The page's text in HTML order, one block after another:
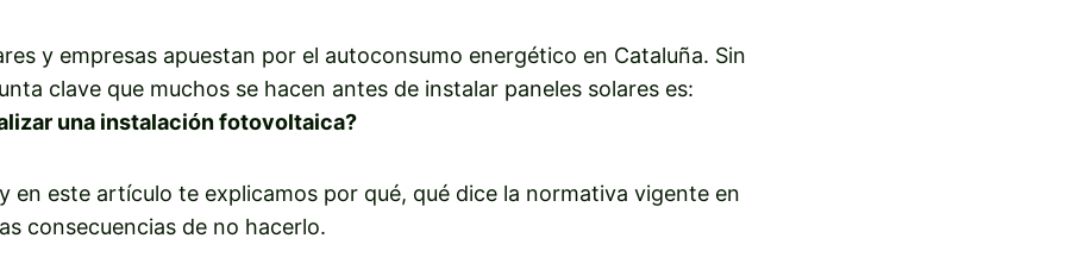
y empresas apuestan por el autoconsumo energético en Cataluña. Sin
clave que muchos se hacen antes de instalar paneles solares es:
una instalación fotovoltaica?
en este artículo te explicamos por qué, qué dice la normativa vigente en
consecuencias de no hacerlo.